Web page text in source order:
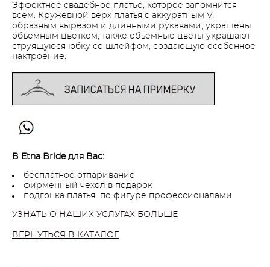
Эффектное свадебное платье, которое запомнится
всем. Кружевной верх платья с аккуратным V-
образным вырезом и длинными рукавами, украшены
объемным цветком, также объемные цветы украшают
струящуюся юбку со шлейфом, создающую особенное
нактроение.
В Etna Bride для Вас:
бесплатное отпаривание
фирменный чехол в подарок
подгонка платья по фигуре профессионалами
УЗНАТЬ О НАШИХ УСЛУГАХ БОЛЬШЕ
ВЕРНУТЬСЯ В КАТАЛОГ